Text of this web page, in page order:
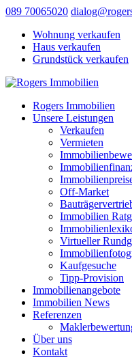
089 70065020
Wohnung verkaufen
Haus verkaufen
Grundstück verkaufen
Rogers Immobilien
Unsere Leistungen
Verkaufen
Vermieten
Off-Market
Immobilien
Virtueller
Kaufgesuche
Tipp-Provision
Immobilienangebote
Immobilien News
Referenzen
Über uns
Kontakt